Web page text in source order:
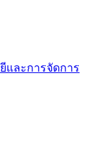
และการจัดการ